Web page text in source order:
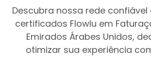
Projetos ágeis
Base de conhecimento
Empresas de fabrico
Pequenos negócios
Planeadores de eventos
Casos de utilização
Ferramentas gratuitas
Descubra nossa rede
certificados Flowlu em
Emirados Árabes Unidos,
otimizar sua experiência